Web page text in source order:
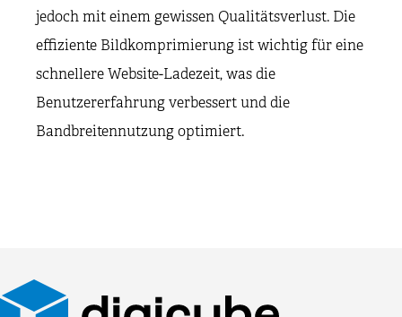
jedoch mit einem gewissen Qualitätsverlust. Die
effiziente Bildkomprimierung ist wichtig für eine
schnellere Website-Ladezeit, was die
Benutzererfahrung verbessert und die
Bandbreitennutzung optimiert.